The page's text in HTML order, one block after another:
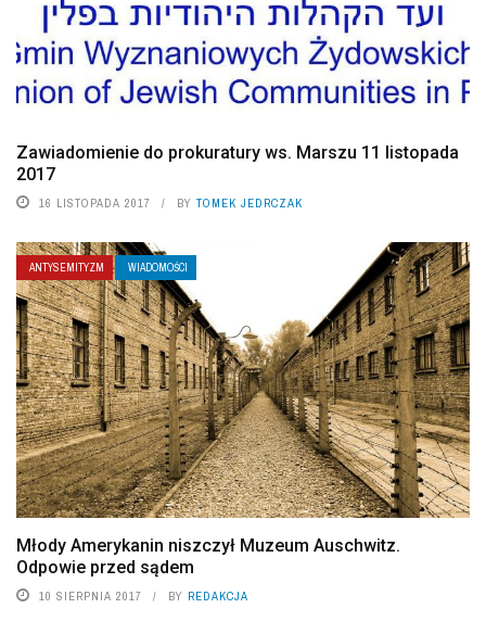
Zawiadomienie do prokuratury ws. Marszu 11 listopada
2017
16 LISTOPADA 2017 BY TOMEK JEDRCZAK
ANTYSEMITYZM WIADOMOŚCI
Młody Amerykanin niszczył Muzeum Auschwitz.
Odpowie przed sądem
10 SIERPNIA 2017 BY REDAKCJA